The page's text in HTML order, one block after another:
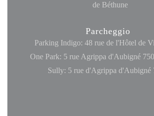
de Béthune
Parcheggio
Parking Indigo: 48 rue de l'Hôtel de
One Park: 5 rue Agrippa d'Aubigné
Sully: 5 rue d'Agrippa d'Aubigné